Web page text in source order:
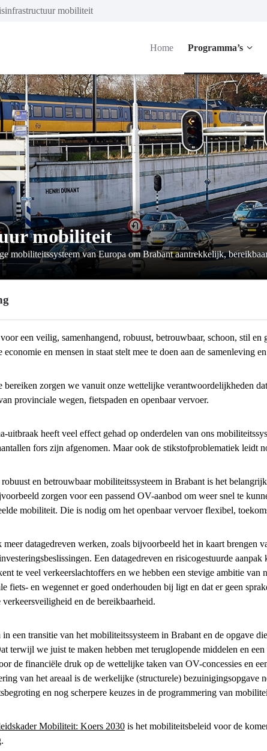
mobiliteit
Home Programma’s
mobiliteit
mobiliteitssysteem van Europa om Brabant aantrekkelijk,
een veilig, samenhangend, robuust, betrouwbaar, schoon, stil
economie en mensen in staat stelt mee te doen aan de samenleving
bereiken zorgen we vanuit onze wettelijke verantwoordelijkheden
provinciale wegen, fietspaden en openbaar vervoer.
uitbraak heeft veel effect gehad op onderdelen van ons
fors zijn afgenomen. Maar ook de stikstofproblematiek leidt
en betrouwbaar mobiliteitssysteem in Brabant is het
zorgen voor een passend OV-aanbod om weer snel te
mobiliteit. Die is nodig om het openbaar vervoer flexibel,
meer datagedreven werken, zoals bijvoorbeeld het in kaart brengen
Een datagedreven en risicogestuurde
te veel verkeerslachtoffers en we hebben een stevige ambitie
fiets- en wegennet er goed onderhouden bij ligt en dat er geen
verkeersveiligheid en de bereikbaarheid.
in een transitie van het mobiliteitssysteem in Brabant en de opgave
terwijl we juist te maken hebben met teruglopende middelen en
de financiële druk op de wettelijke taken van OV-concessies en
van het areaal is de werkelijke (structurele) bezuinigingsopgave
en nog scherpere keuzes in de programmering van
Mobiliteit: Koers 2030 is het mobiliteitsbeleid voor de